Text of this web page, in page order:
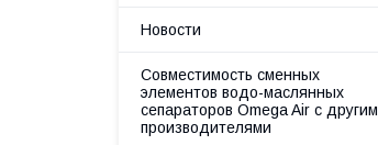
Новости
Совместимость сменных
элементов водо-маслянных
сепараторов Omega Air с
производителями